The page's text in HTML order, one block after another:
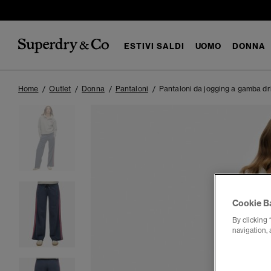
ESTIVI SALDI UOMO DONNA
Home Outlet Donna Pantaloni Pantaloni da jogging a gamba
Cookie
By clicking
navigation,